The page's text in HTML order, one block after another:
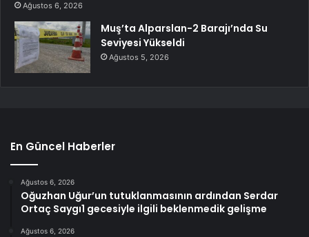
Ağustos 6, 2026
Muş’ta Alparslan-2 Barajı’nda Su
Seviyesi Yükseldi
Ağustos 5, 2026
En Güncel Haberler
Ağustos 6, 2026
Oğuzhan Uğur’un tutuklanmasının ardından Serdar
Ortaç Saygı1 gecesiyle ilgili beklenmedik gelişme
Ağustos 6, 2026